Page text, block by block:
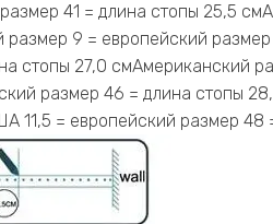
41 = длина стопы 25,5
9 = европейский
стопы 27,0 смАмериканский
размер 46 = длина стопы
11,5 = европейский размер 48